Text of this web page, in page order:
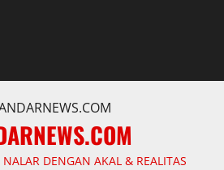
DENGAN AKAL & REALITAS